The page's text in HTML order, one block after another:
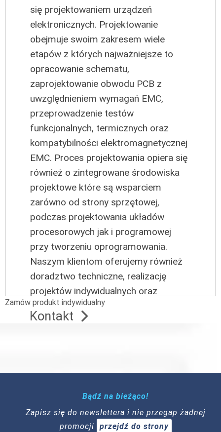
się projektowaniem urządzeń
elektronicznych. Projektowanie
obejmuje swoim zakresem wiele
etapów z których najważniejsze to
opracowanie schematu,
zaprojektowanie obwodu PCB z
uwzględnieniem wymagań EMC,
przeprowadzenie testów
funkcjonalnych, termicznych oraz
kompatybilności elektromagnetycznej
EMC. Proces projektowania opiera się
również o zintegrowane środowiska
projektowe które są wsparciem
zarówno od strony sprzętowej,
podczas projektowania układów
procesorowych jak i programowej
przy tworzeniu oprogramowania.
Naszym klientom oferujemy również
doradztwo techniczne, realizację
projektów indywidualnych oraz
profesjonalny serwis.
Zamów produkt indywidualny
Kontakt
Bądź na bieżąco!
Zapisz się do newslettera i nie przegap żadnej
promocji
przejdź do strony